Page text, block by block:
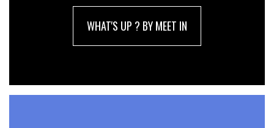
WHAT'S UP ? BY MEET IN